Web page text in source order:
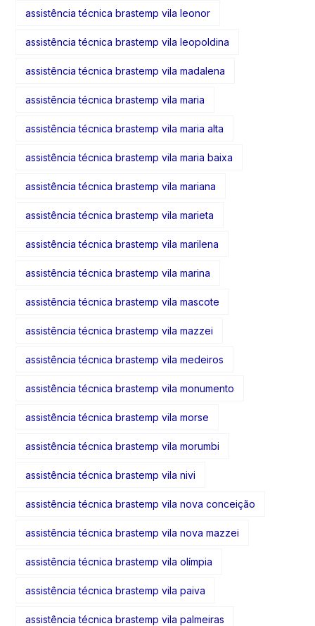
assistência técnica brastemp vila leonor
assistência técnica brastemp vila leopoldina
assistência técnica brastemp vila madalena
assistência técnica brastemp vila maria
assistência técnica brastemp vila maria alta
assistência técnica brastemp vila maria baixa
assistência técnica brastemp vila mariana
assistência técnica brastemp vila marieta
assistência técnica brastemp vila marilena
assistência técnica brastemp vila marina
assistência técnica brastemp vila mascote
assistência técnica brastemp vila mazzei
assistência técnica brastemp vila medeiros
assistência técnica brastemp vila monumento
assistência técnica brastemp vila morse
assistência técnica brastemp vila morumbi
assistência técnica brastemp vila nivi
assistência técnica brastemp vila nova conceição
assistência técnica brastemp vila nova mazzei
assistência técnica brastemp vila olímpia
assistência técnica brastemp vila paiva
assistência técnica brastemp vila palmeiras